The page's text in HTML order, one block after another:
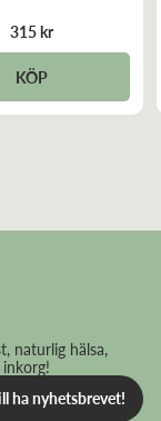
315 kr
KÖP
naturlig hälsa,
ha nyhetsbrevet!